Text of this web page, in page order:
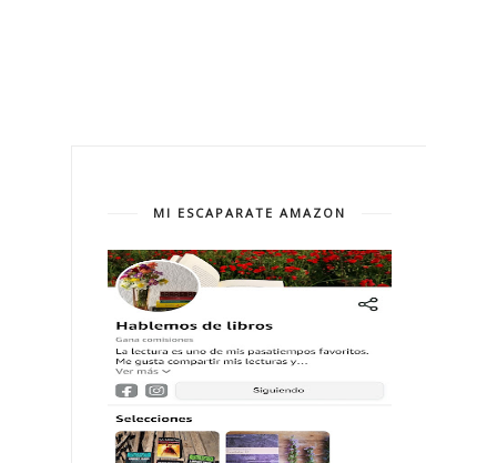
MI ESCAPARATE AMAZON